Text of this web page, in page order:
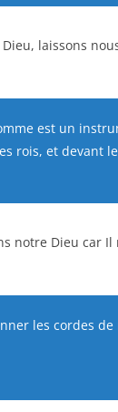
laissons
est un
rois, et devant
notre Dieu car
les cordes